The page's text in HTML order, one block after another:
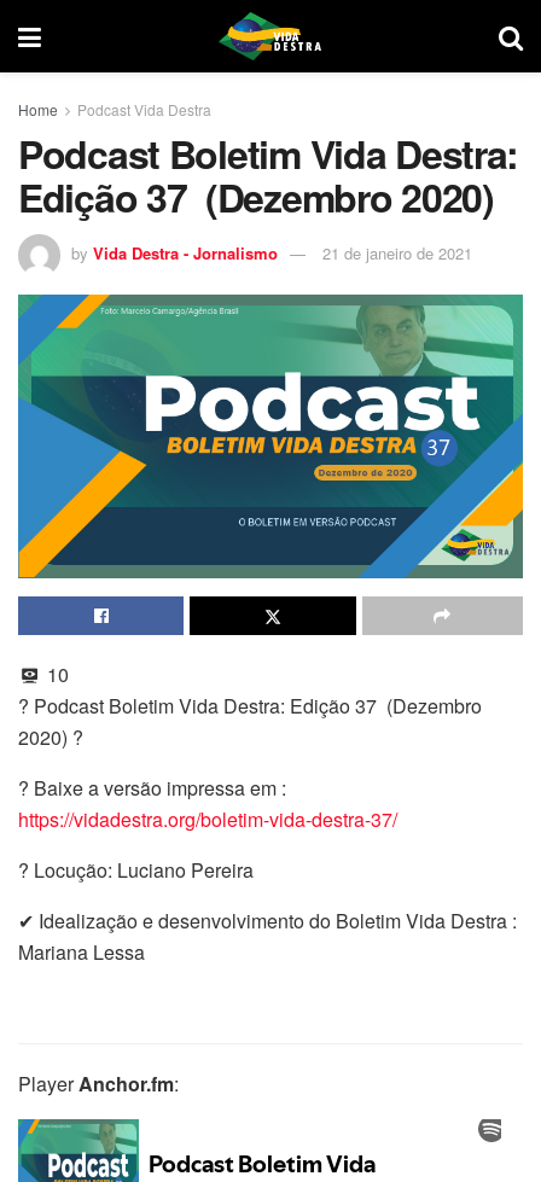
Home Podcast Vida Destra
Podcast Boletim Vida Destra:
Edição 37 (Dezembro 2020)
by Vida Destra - Jornalismo 21 de janeiro de 2021
10
? Podcast Boletim Vida Destra: Edição 37 (Dezembro
2020) ?
? Baixe a versão impressa em :
https://vidadestra.org/boletim-vida-destra-37/
? Locução: Luciano Pereira
✔ Idealização e desenvolvimento do Boletim Vida Destra :
Mariana Lessa
PlayerAnchor.fm: